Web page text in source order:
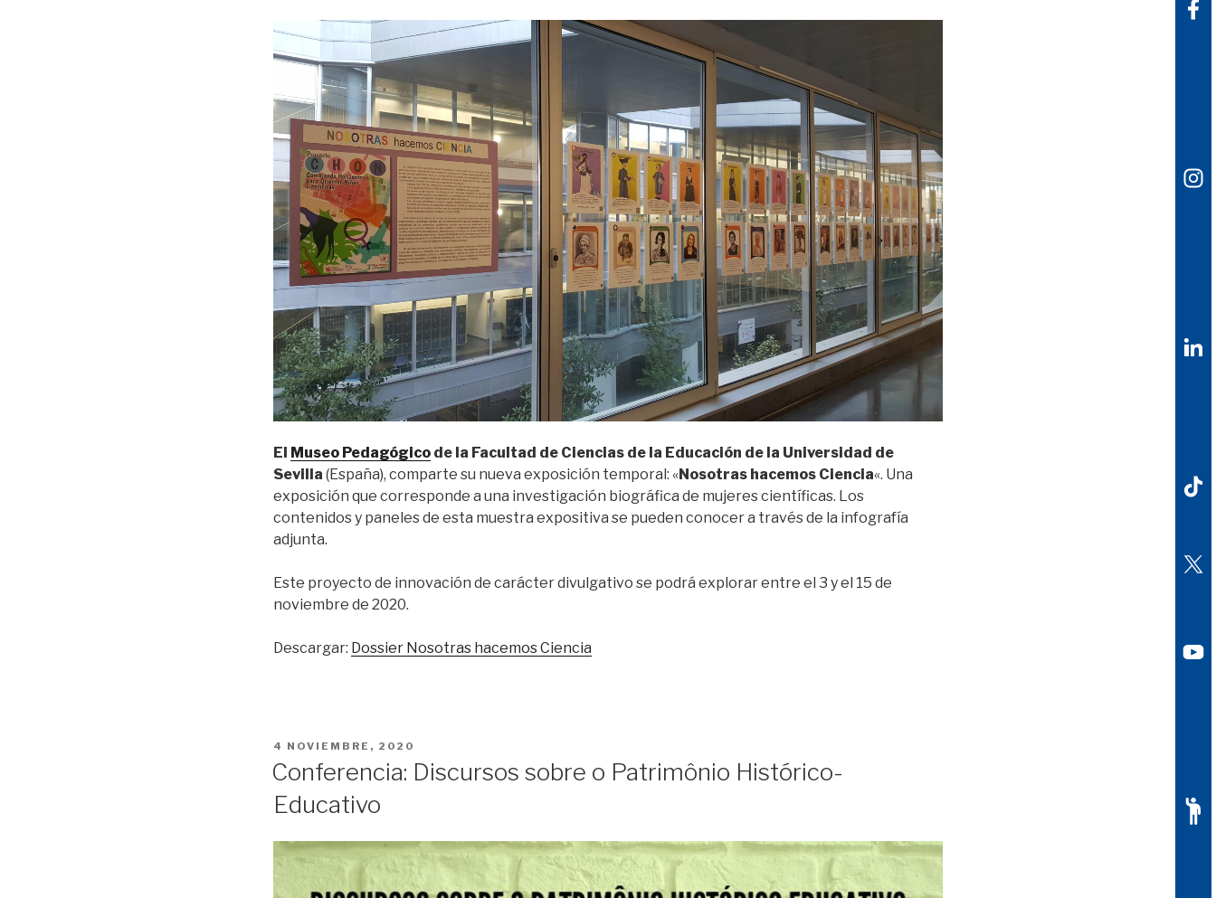
El Museo Pedagógico de la Facultad de Ciencias de la Educación de la Universidad de
Sevilla (España), comparte su nueva exposición temporal: «Nosotras hacemos Ciencia«. Una
exposición que corresponde a una investigación biográfica de mujeres científicas. Los
contenidos y paneles de esta muestra expositiva se pueden conocer a través de la infografía
adjunta.
Este proyecto de innovación de carácter divulgativo se podrá explorar entre el 3 y el 15 de
noviembre de 2020.
Descargar: Dossier Nosotras hacemos Ciencia
PUBLICADO
4 NOVIEMBRE, 2020
Conferencia: Discursos sobre o Patrimônio Histórico-
Educativo